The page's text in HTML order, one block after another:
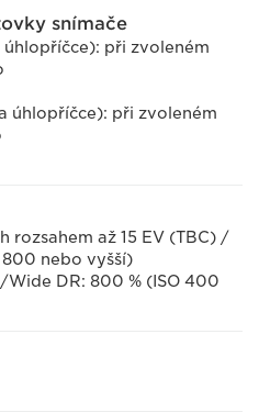
snímače
úhlopříčce): při zvoleném
úhlopříčce): při zvoleném
rozsahem až 15 EV (TBC) /
800 nebo vyšší)
DR: 800 % (ISO 400